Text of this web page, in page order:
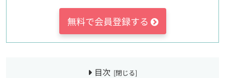
無料で会員登録する
目次